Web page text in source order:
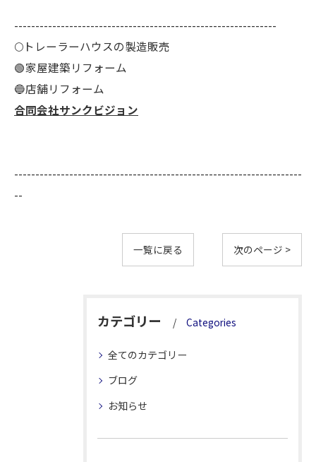
--------------------------------------------------------------
🌕️トレーラーハウスの製造販売
🟢家屋建築リフォーム
🔵店舗リフォーム
合同会社サンクビジョン
--------------------------------------------------------------------
--
一覧に戻る 次のページ >
カテゴリー Categories
全てのカテゴリー
ブログ
お知らせ